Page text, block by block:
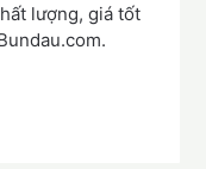
lượng, giá tốt